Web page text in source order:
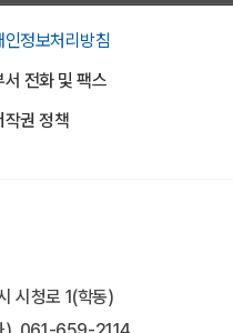
인정보처리방침
서 전화 및 팩스
작권 정책
시청로 1(학동)